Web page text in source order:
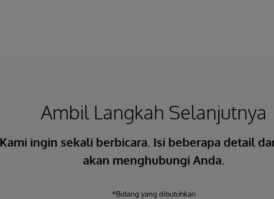
Ambil Langkah Selanjutnya
Kami ingin sekali berbicara. Isi beberapa detail
akan menghubungi Anda.
*Bidang yang dibutuhkan